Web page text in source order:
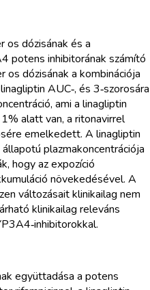
os dózisának és a
potens inhibitorának számító
os dózisának a kombinációja
AUC‑, és 3‑szorosára
ami a linagliptin
alatt van, a ritonavirrel
emelkedett. A linagliptin
plazmakoncentrációja
hogy az expozíció
növekedésével. A
változásait klinikailag nem
klinikailag releváns
együttadása a potens